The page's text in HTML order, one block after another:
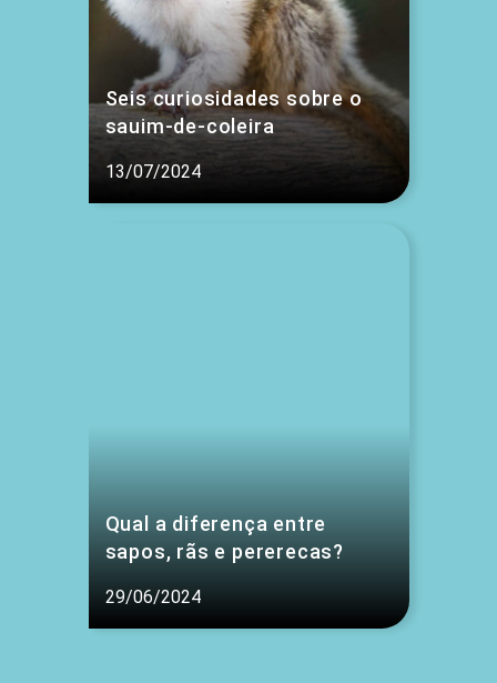
Seis curiosidades sobre o
sauim-de-coleira
13/07/2024
Qual a diferença entre
sapos, rãs e pererecas?
29/06/2024